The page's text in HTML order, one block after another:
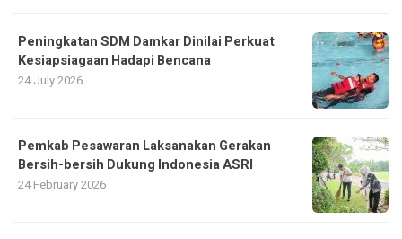
Peningkatan SDM Damkar Dinilai Perkuat
Kesiapsiagaan Hadapi Bencana
24 July 2026
Pemkab Pesawaran Laksanakan Gerakan
Bersih-bersih Dukung Indonesia ASRI
24 February 2026